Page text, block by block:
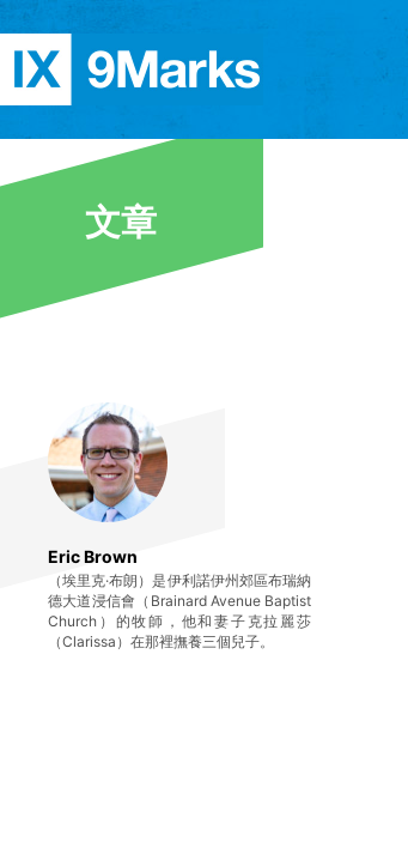
简体中文
文章
Eric Brown
（埃里克·布朗）是伊利諾伊州郊區布瑞納
德大道浸信會（Brainard Avenue Baptist
Church）的牧師，他和妻子克拉麗莎
（Clarissa）在那裡撫養三個兒子。